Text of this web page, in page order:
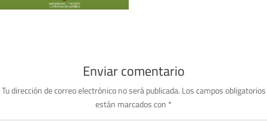
Enviar comentario
Tu dirección de correo electrónico no será publicada. Los campos obligatorios
están marcados con *